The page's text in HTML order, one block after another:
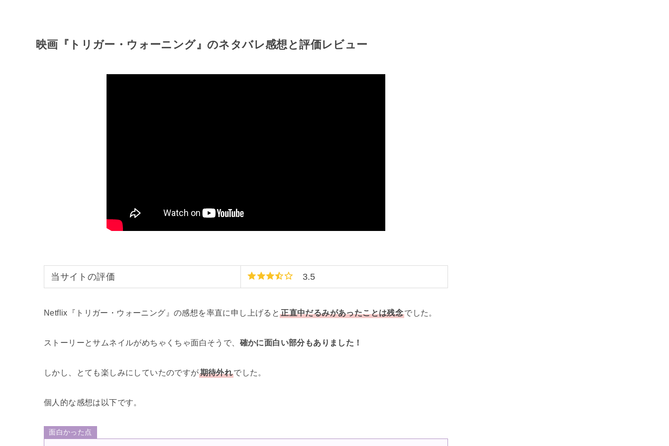
映画『トリガー・ウォーニング』のネタバレ感想と評価レビュー
当サイトの評価 3.5
Netflix『トリガー・ウォーニング』の感想を率直に申し上げると正直中だるみがあったことは残念でした。
ストーリーとサムネイルがめちゃくちゃ面白そうで、 確かに面白い部分もありました！
しかし、とても楽しみにしていたのですが期待外れでした。
個人的な感想は以下です。
面白かった点